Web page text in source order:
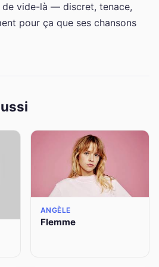
vide-là — discret, tenace,
pour ça que ses chansons
ANGÈLE
Flemme